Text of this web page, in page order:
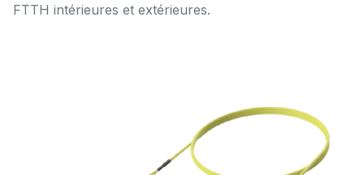
FTTH intérieures et extérieures.